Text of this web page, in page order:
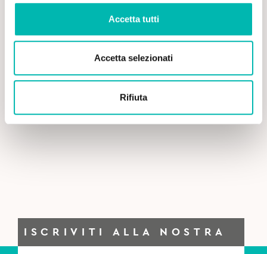
Accetta tutti
Accetta selezionati
Rifiuta
ISCRIVITI ALLA NOSTRA